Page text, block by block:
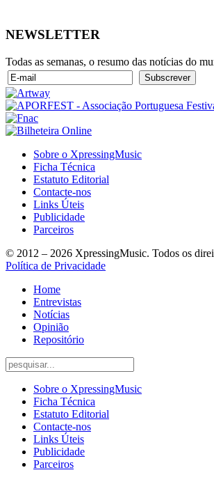
NEWSLETTER
Todas as semanas, o resumo das notícias do
Sobre o XpressingMusic
Ficha Técnica
Estatuto Editorial
Contacte-nos
Links Úteis
Publicidade
Parceiros
© 2012 – 2026 XpressingMusic. Todos os
Política de Privacidade
Home
Entrevistas
Notícias
Opinião
Repositório
Sobre o XpressingMusic
Ficha Técnica
Estatuto Editorial
Contacte-nos
Links Úteis
Publicidade
Parceiros